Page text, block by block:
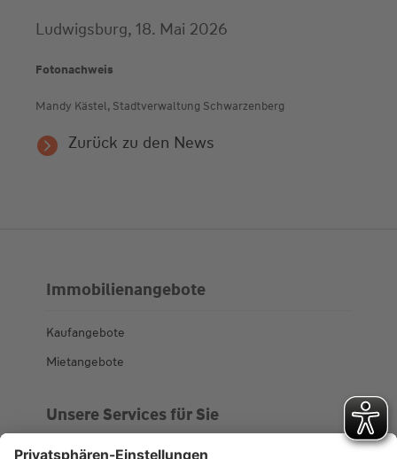
Ludwigsburg, 18. Mai 2026
Fotonachweis
Mandy Kästel, Stadtverwaltung Schwarzenberg
Zurück zu den News
Immobilienangebote
Kaufangebote
Mietangebote
Unsere Services für Sie